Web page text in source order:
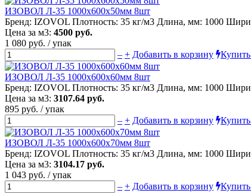
ИЗОВОЛ Л-35 1000х600х50мм 8шт
Бренд: IZOVOL Плотность: 35 кг/м3 Длина, мм: 1000
Цена за м3: 4500 руб.
1 080 руб. / упак
– + Добавить в корзину
ИЗОВОЛ Л-35 1000х600х60мм 8шт
Бренд: IZOVOL Плотность: 35 кг/м3 Длина, мм: 1000
Цена за м3: 3107.64 руб.
895 руб. / упак
– + Добавить в корзину
ИЗОВОЛ Л-35 1000х600х70мм 8шт
Бренд: IZOVOL Плотность: 35 кг/м3 Длина, мм: 1000
Цена за м3: 3104.17 руб.
1 043 руб. / упак
– + Добавить в корзину